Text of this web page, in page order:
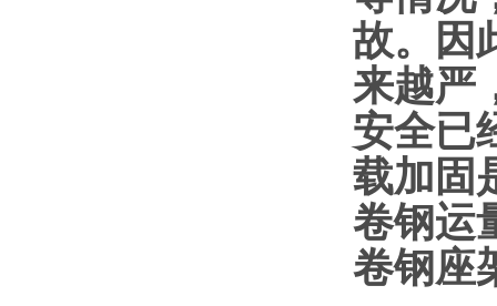
故。因
来越严
安全已
载加固
卷钢运
卷钢座